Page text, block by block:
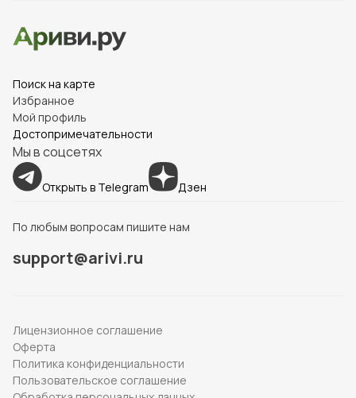
Поиск на карте
Избранное
Мой профиль
Достопримечательности
Мы в соцсетях
Открыть в Telegram Дзен
По любым вопросам пишите нам
support@arivi.ru
Лицензионное соглашение
Оферта
Политика конфиденциальности
Пользовательское соглашение